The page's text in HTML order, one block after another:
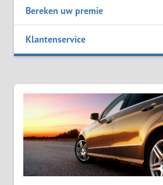
Bereken uw premie
Klantenservice